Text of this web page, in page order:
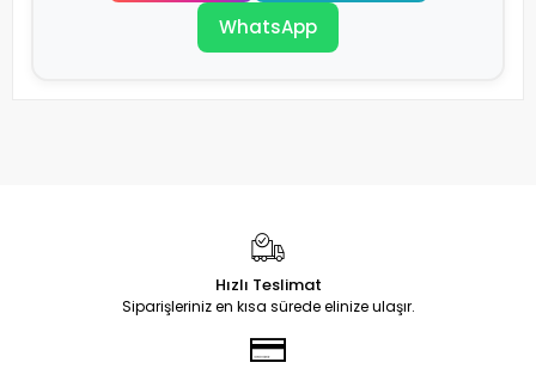
WhatsApp
Hızlı Teslimat
Siparişleriniz en kısa sürede elinize ulaşır.